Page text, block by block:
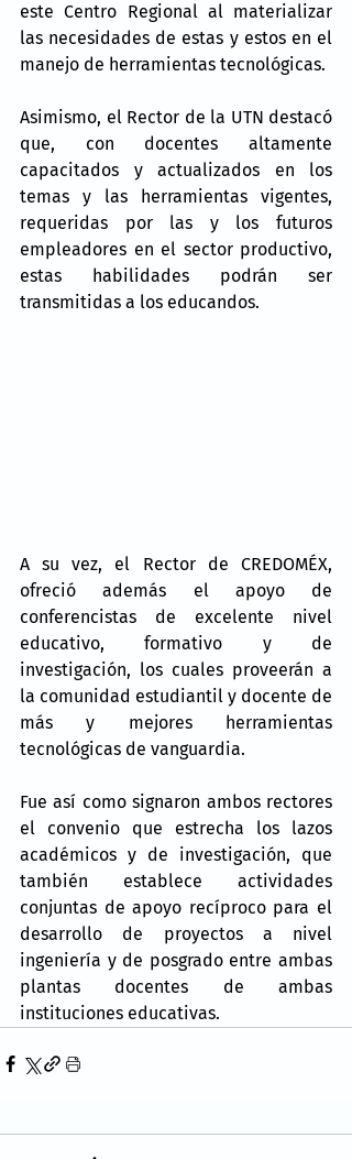
este Centro Regional al materializar
las necesidades de estas y estos en el
manejo de herramientas tecnológicas.
Asimismo, el Rector de la UTN destacó
que, con docentes altamente
capacitados y actualizados en los
temas y las herramientas vigentes,
requeridas por las y los futuros
empleadores en el sector productivo,
estas habilidades podrán ser
transmitidas a los educandos.
A su vez, el Rector de CREDOMÉX,
ofreció además el apoyo de
conferencistas de excelente nivel
educativo, formativo y de
investigación, los cuales proveerán a
la comunidad estudiantil y docente de
más y mejores herramientas
tecnológicas de vanguardia.
Fue así como signaron ambos rectores
el convenio que estrecha los lazos
académicos y de investigación, que
también establece actividades
conjuntas de apoyo recíproco para el
desarrollo de proyectos a nivel
ingeniería y de posgrado entre ambas
plantas docentes de ambas
instituciones educativas.